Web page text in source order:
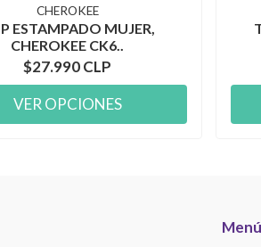
CHEROKEE
ESTAMPADO MUJER,
CHEROKEE CK6..
$27.990 CLP
VER OPCIONES
Menú